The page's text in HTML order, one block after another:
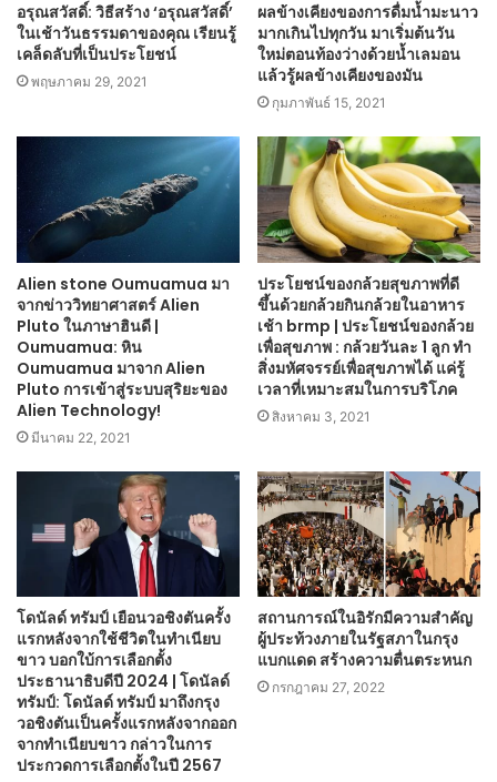
อรุณสวัสดิ์: วิธีสร้าง ‘อรุณสวัสดิ์’
ในเช้าวันธรรมดาของคุณ เรียนรู้
เคล็ดลับที่เป็นประโยชน์
พฤษภาคม 29, 2021
ผลข้างเคียงของการดื่มน้ำมะนาว
มากเกินไปทุกวัน มาเริ่มต้นวัน
ใหม่ตอนท้องว่างด้วยน้ำเลมอน
แล้วรู้ผลข้างเคียงของมัน
กุมภาพันธ์ 15, 2021
Alien stone Oumuamua มา
จากข่าววิทยาศาสตร์ Alien
Pluto ในภาษาฮินดี |
Oumuamua: หิน
Oumuamua มาจาก Alien
Pluto การเข้าสู่ระบบสุริยะของ
Alien Technology!
มีนาคม 22, 2021
ประโยชน์ของกล้วยสุขภาพที่ดี
ขึ้นด้วยกล้วยกินกล้วยในอาหาร
เช้า brmp | ประโยชน์ของกล้วย
เพื่อสุขภาพ : กล้วยวันละ 1 ลูก ทำ
สิ่งมหัศจรรย์เพื่อสุขภาพได้ แค่รู้
เวลาที่เหมาะสมในการบริโภค
สิงหาคม 3, 2021
โดนัลด์ ทรัมป์ เยือนวอชิงตันครั้ง
แรกหลังจากใช้ชีวิตในทำเนียบ
ขาว บอกใบ้การเลือกตั้ง
ประธานาธิบดีปี 2024 | โดนัลด์
ทรัมป์: โดนัลด์ ทรัมป์ มาถึงกรุง
วอชิงตันเป็นครั้งแรกหลังจากออก
จากทำเนียบขาว กล่าวในการ
ประกวดการเลือกตั้งในปี 2567
สถานการณ์ในอิรักมีความสำคัญ
ผู้ประท้วงภายในรัฐสภาในกรุง
แบกแดด สร้างความตื่นตระหนก
กรกฎาคม 27, 2022